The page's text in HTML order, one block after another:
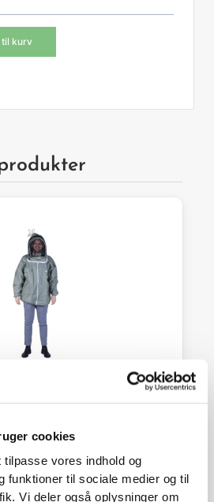
cookies
vores indhold og
funktioner til sociale medier og til
Vi deler også oplysninger om
kurv
XL khaki